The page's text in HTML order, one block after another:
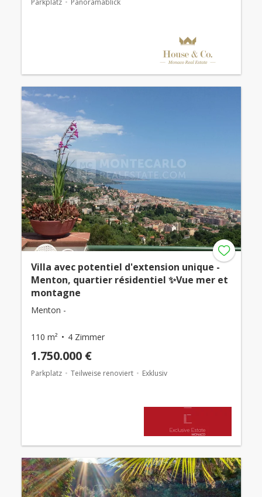
Parkplatz Panoramablick
Villa avec potentiel d'extension unique -
Menton, quartier résidentiel ✨Vue mer et
montagne
Menton -
110 m² 4 Zimmer
1.750.000 €
Parkplatz Teilweise renoviert Exklusiv